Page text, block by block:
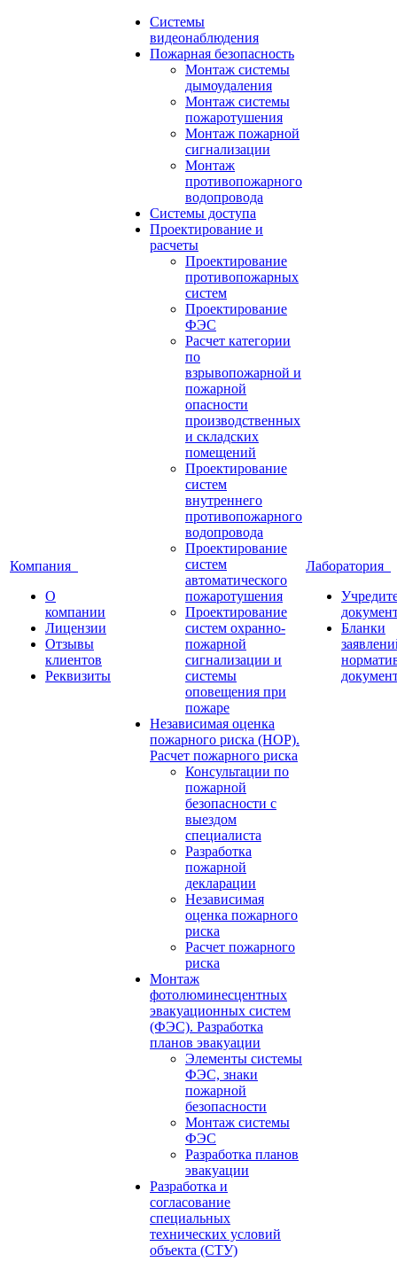
Компания
О
компании
Лицензии
Отзывы
клиентов
Реквизиты
Системы
видеонаблюдения
Пожарная безопасность
Монтаж системы
дымоудаления
Монтаж системы
пожаротушения
Монтаж пожарной
сигнализации
Монтаж
противопожарного
водопровода
Системы доступа
Проектирование и
расчеты
Проектирование
противопожарных
систем
Проектирование
ФЭС
Расчет категории
по
взрывопожарной и
пожарной
опасности
производственных
и складских
помещений
Проектирование
систем
внутреннего
противопожарного
водопровода
Проектирование
систем
автоматического
пожаротушения
Проектирование
систем охранно-
пожарной
сигнализации и
системы
оповещения при
пожаре
Независимая оценка
пожарного риска (НОР).
Расчет пожарного риска
Консультации по
пожарной
безопасности с
выездом
специалиста
Разработка
пожарной
декларации
Независимая
оценка пожарного
риска
Расчет пожарного
риска
Монтаж
фотолюминесцентных
эвакуационных систем
(ФЭС). Разработка
планов эвакуации
Элементы системы
ФЭС, знаки
пожарной
безопасности
Монтаж системы
ФЭС
Разработка планов
эвакуации
Разработка и
согласование
специальных
технических условий
объекта (СТУ)
Лаборатория
Бланки